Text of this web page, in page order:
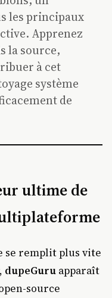
les principaux
Apprenez
la source,
à cet
système
de
ultime de
se remplit plus vite
dupeGuru apparaît
source